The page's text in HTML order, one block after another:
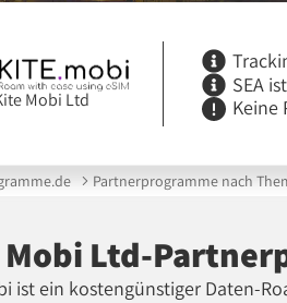
Mobi Ltd
SEA
Keine
Partnerprogramme nach
Ltd-
ist ein kostengünstiger Daten-